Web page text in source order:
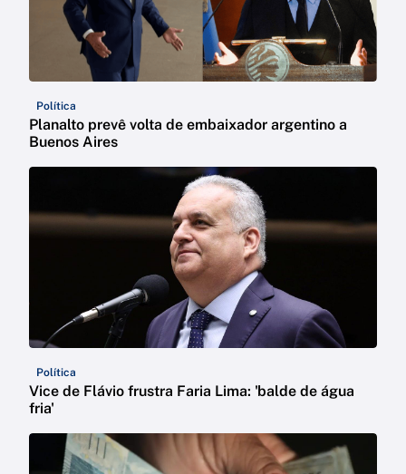
Política
Planalto prevê volta de embaixador argentino a
Buenos Aires
Política
Vice de Flávio frustra Faria Lima: 'balde de água
fria'